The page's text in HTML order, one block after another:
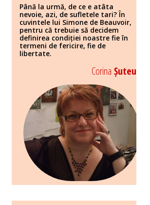
Până la urmă, de ce e atâta
nevoie, azi, de sufletele tari? În
cuvintele lui Simone de Beauvoir,
pentru că trebuie să decidem
definirea condiției noastre fie în
termeni de fericire, fie de
libertate.
Corina Șuteu